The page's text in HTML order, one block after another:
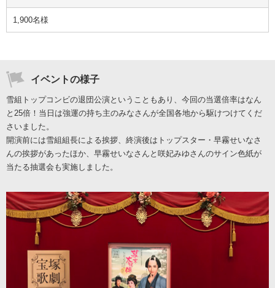
1,900名様
イベントの様子
雪組トップコンビの退団公演ということもあり、今回の当選倍率はなん
と25倍！当日は強運の持ち主のみなさんが全国各地から駆けつけてくだ
さいました。
開演前には雪組組長による挨拶、終演後はトップスター・早霧せいなさ
んの挨拶があったほか、早霧せいなさんと咲妃みゆさんのサイン色紙が
当たる抽選会も実施しました。